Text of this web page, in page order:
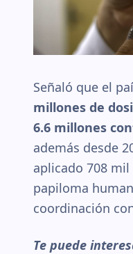
Señaló que el
millones de
6.6 millones
además desde
aplicado 708
papiloma
coordinación
Te puede